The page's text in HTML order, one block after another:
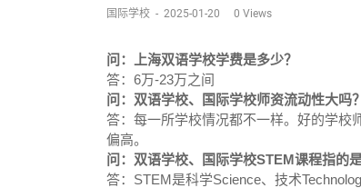
国际学校 - 2025-01-20 0 Views
问：上海双语学校学费是多少？
答：6万-23万之间
问：双语学校、国际学校师资流动性大吗？
答：每一所学校情况都不一样。好的学校
偏高。
问：双语学校、国际学校STEM课程指的是
答：STEM是科学Science、技术